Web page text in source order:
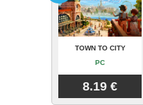
TOWN TO CITY
PC
8.19 €